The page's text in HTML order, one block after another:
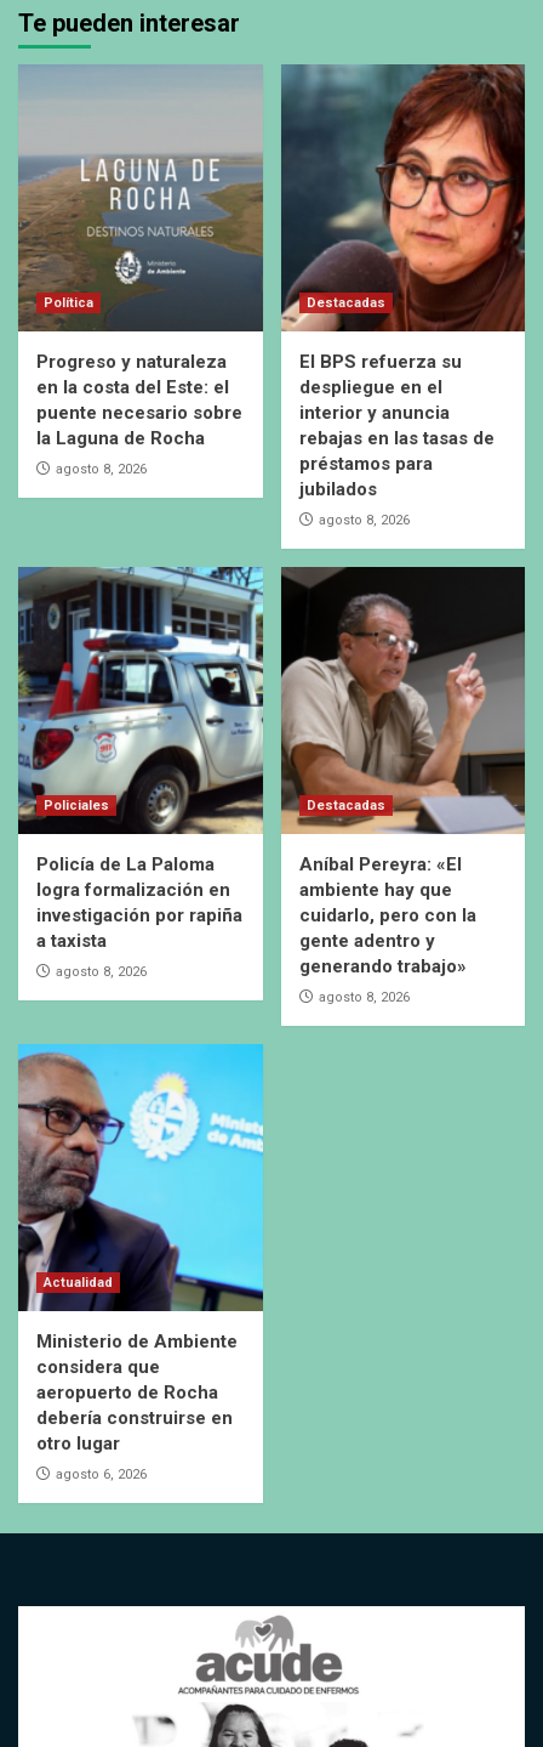
Te pueden interesar
Política
Progreso y naturaleza
en la costa del Este: el
puente necesario sobre
la Laguna de Rocha
agosto 8, 2026
Destacadas
El BPS refuerza su
despliegue en el
interior y anuncia
rebajas en las tasas de
préstamos para
jubilados
agosto 8, 2026
Policiales
Policía de La Paloma
logra formalización en
investigación por rapiña
a taxista
agosto 8, 2026
Destacadas
Aníbal Pereyra: «El
ambiente hay que
cuidarlo, pero con la
gente adentro y
generando trabajo»
agosto 8, 2026
Actualidad
Ministerio de Ambiente
considera que
aeropuerto de Rocha
debería construirse en
otro lugar
agosto 6, 2026